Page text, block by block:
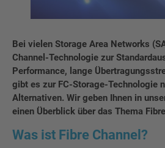
Bei vielen Storage Area Networks
Channel-Technologie zur
Performance, lange
gibt es zur FC-Storage-Technologie
Alternativen. Wir geben Ihnen in
einen Überblick über das Thema
Was ist Fibre Channel?